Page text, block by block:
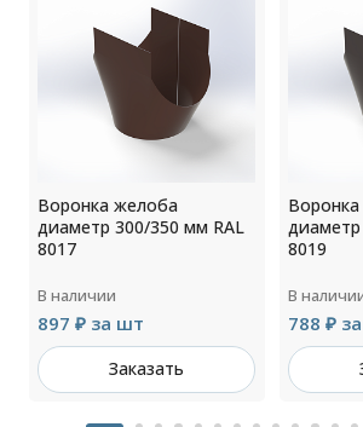
Воронка желоба
диаметр 300/350 мм RAL
8017
В наличии
897 ₽ за шт
Заказать
8019
В
788 ₽